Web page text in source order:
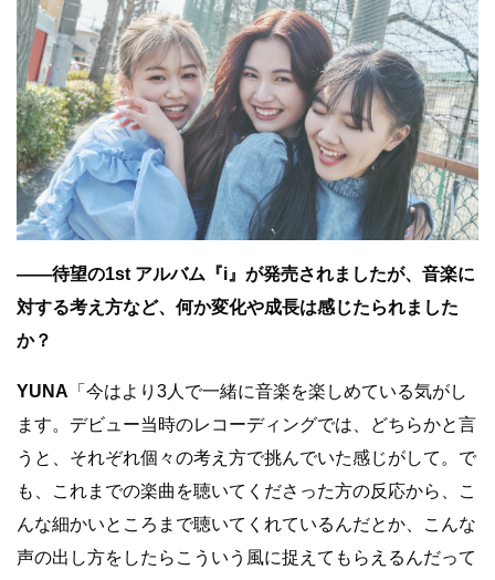
――待望の1st アルバム『i』が発売されましたが、音楽に
対する考え方など、何か変化や成長は感じたられました
か？
YUNA 「今はより3人で一緒に音楽を楽しめている気がし
ます。デビュー当時のレコーディングでは、どちらかと言
うと、それぞれ個々の考え方で挑んでいた感じがして。で
も、これまでの楽曲を聴いてくださった方の反応から、こ
んな細かいところまで聴いてくれているんだとか、こんな
声の出し方をしたらこういう風に捉えてもらえるんだって